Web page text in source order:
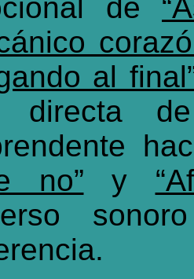
de
al
directa
no” y